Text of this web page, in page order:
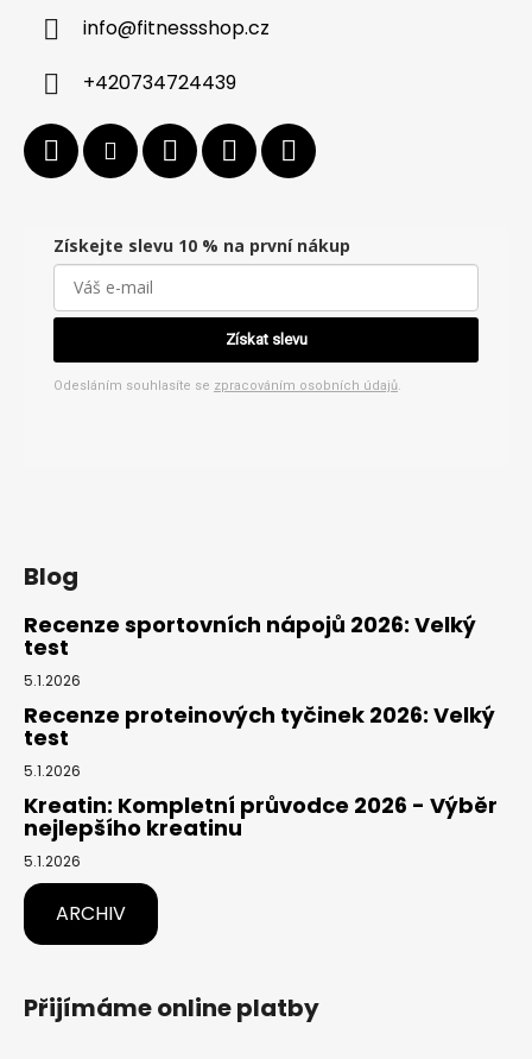
info@fitnessshop.cz
+420734724439
Získejte slevu 10 % na první nákup
Získat slevu
Odesláním souhlasíte se zpracováním osobních údajů
Blog
Recenze sportovních nápojů 2026: Velký
test
5.1.2026
Recenze proteinových tyčinek 2026: Velký
test
5.1.2026
Kreatin: Kompletní průvodce 2026 - Výběr
nejlepšího kreatinu
5.1.2026
ARCHIV
Přijímáme online platby